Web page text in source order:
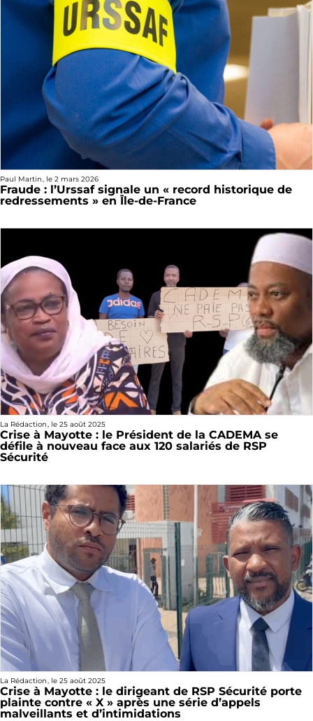
Paul Martin, le 2 mars 2026
Fraude : l’Urssaf signale un « record historique de
redressements » en Île-de-France
La Rédaction, le 25 août 2025
Crise à Mayotte : le Président de la CADEMA se
défile à nouveau face aux 120 salariés de RSP
Sécurité
La Rédaction, le 25 août 2025
Crise à Mayotte : le dirigeant de RSP Sécurité porte
plainte contre « X » après une série d’appels
malveillants et d’intimidations